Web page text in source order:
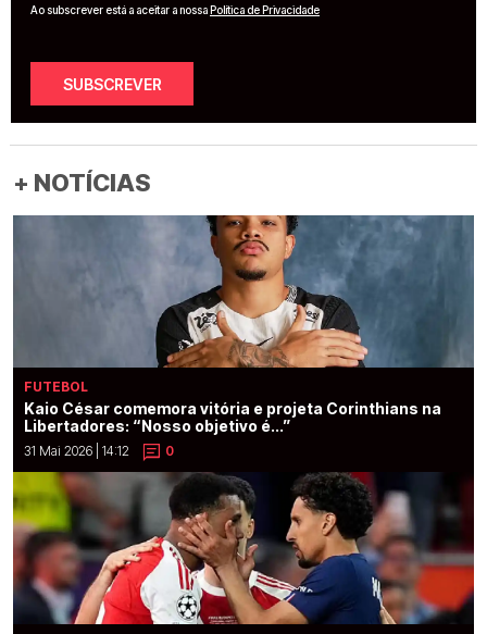
Ao subscrever está a aceitar a nossa Política de Privacidade
SUBSCREVER
+ NOTÍCIAS
FUTEBOL
Kaio César comemora vitória e projeta Corinthians na
Libertadores: “Nosso objetivo é...”
31 Mai 2026 | 14:12 0